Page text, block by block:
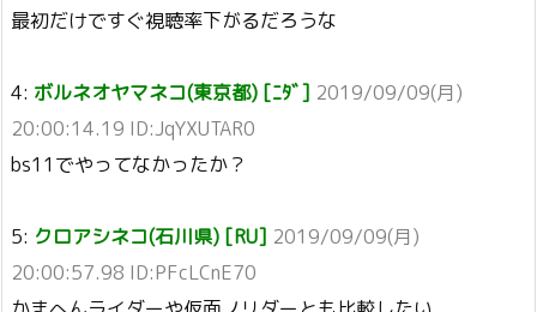
最初だけですぐ視聴率下がるだろうな
4: ボルネオヤマネコ(東京都) [ﾆﾀﾞ] 2019/09/09(月)
20:00:14.19 ID:JqYXUTAR0
bs11でやってなかったか？
5: クロアシネコ(石川県) [RU] 2019/09/09(月)
20:00:57.98 ID:PFcLCnE70